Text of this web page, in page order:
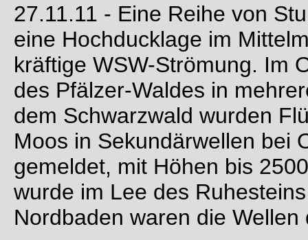
27.11.11 - Eine Reihe von
eine Hochducklage im
kräftige WSW-Strömung. Im
des Pfälzer-Waldes in
dem Schwarzwald wurden
Moos in Sekundärwellen bei
gemeldet, mit Höhen bis
wurde im Lee des
Nordbaden waren die